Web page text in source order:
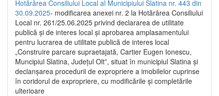
Hotărârea Consiliului Local al Municipiului Slatina nr. 443 din
30.09.2025- modificarea anexei nr. 2 la Hotărârea Consiliului
Local nr. 261/25.06.2025 privind declararea de utilitate
publică şi de interes local şi aprobarea amplasamentului
pentru lucrarea de utilitate publică de interes local
„Construire parcare supraetajată, Cartier Eugen Ionescu,
Muncipiul Slatina, Judeţul Olt”, situat în municipiul Slatina şi
declanşarea procedurii de expropriere a imobilelor cuprinse
în coridorul de expropriere, cu modificările şi completările
ulterioare